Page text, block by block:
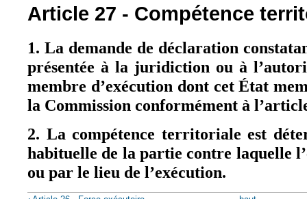
Article 27 - Compétence
1. La demande de déclaration
présentée à la juridiction ou à
membre d’exécution dont cet État
la Commission conformément à
2. La compétence territoriale est
habituelle de la partie contre laquelle
ou par le lieu de l’exécution.